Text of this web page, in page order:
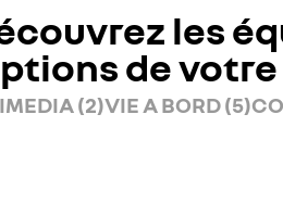
les
de votre
(2)VIE A BORD (5)